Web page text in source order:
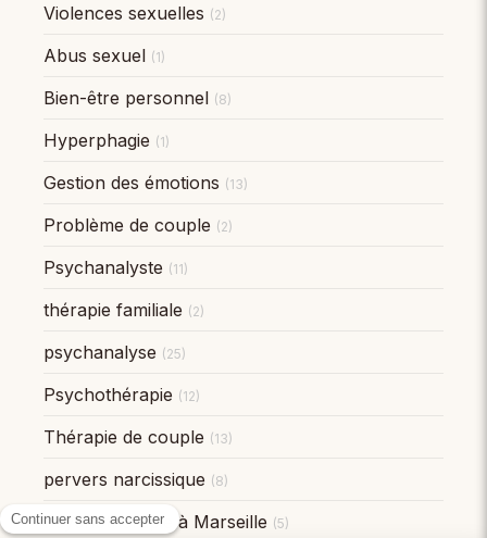
Violences sexuelles (2)
Abus sexuel (1)
Bien-être personnel (8)
Hyperphagie (1)
Gestion des émotions (13)
Problème de couple (2)
Psychanalyste (11)
thérapie familiale (2)
psychanalyse (25)
Psychothérapie (12)
Thérapie de couple (13)
pervers narcissique (8)
Psychothérapie à Marseille (5)